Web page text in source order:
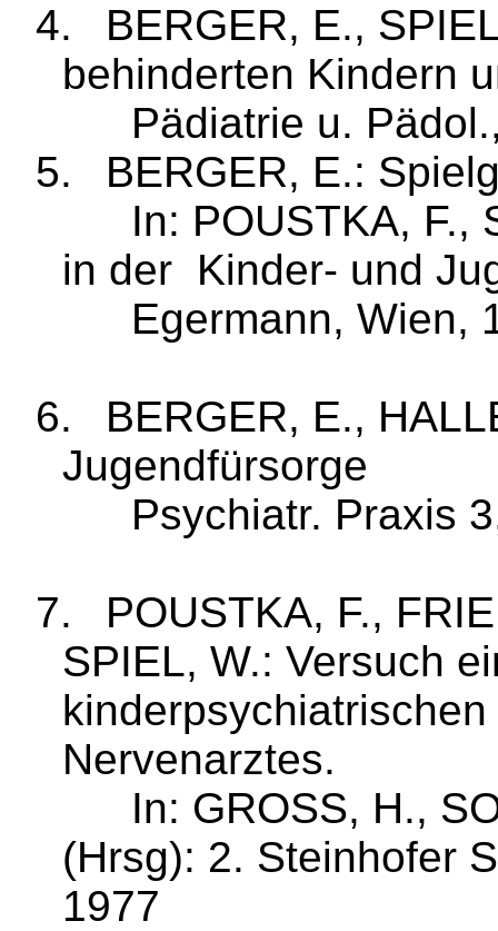
4.
BERGER, E.,
behinder­ten Kindern
Pädiatrie u. Pädol
5.
BERGER, E.:
In: POUSTKA, F.,
in der Kinder‑ und
Egermann, Wien,
6.
BERGER, E.,
Jugendfürsorge
Psychiatr. Praxis
7.
POUSTKA, F.,
SPIEL, W.: Versuch
Nervenarztes.
In: GROSS, H.,
(Hrsg): 2. Stein­hofer
1977